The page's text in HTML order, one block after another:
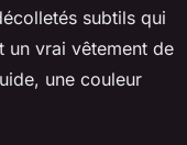
subtils qui
un vrai vêtement de
une couleur